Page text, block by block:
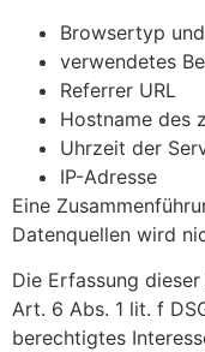
Browsertyp
verwendetes
Referrer URL
Hostname des
Uhrzeit der
IP-Adresse
Eine
Datenquellen wird
Die Erfassung
Art. 6 Abs. 1 lit. f
berechtigtes